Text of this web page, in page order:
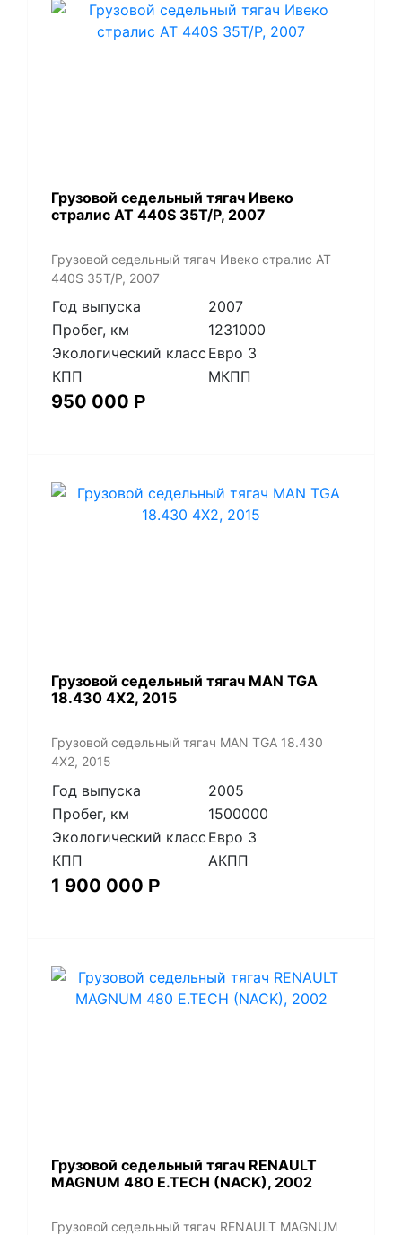
Грузовой седельный тягач Ивеко
стралис АТ 440S 35T/P, 2007
Грузовой седельный тягач Ивеко стралис АТ
440S 35T/P, 2007
Год выпуска
2007
Пробег, км
1231000
Экологический класс Евро 3
КПП
МКПП
950 000 Р
​Грузовой седельный тягач MAN TGA
18.430 4X2, 2015
​Грузовой седельный тягач MAN TGA 18.430
4X2, 2015
Год выпуска
2005
Пробег, км
1500000
Экологический класс Евро 3
КПП
АКПП
1 900 000 Р
​Грузовой седельный тягач RENAULT
MAGNUM 480 E.TECH (NACK), 2002
​Грузовой седельный тягач RENAULT MAGNUM